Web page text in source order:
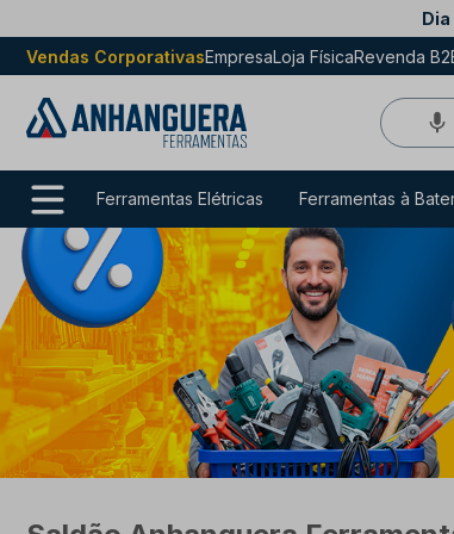
Vendas CorporativasEmpresaLoja FísicaRevenda
Ferramentas Elétricas Ferramentas à